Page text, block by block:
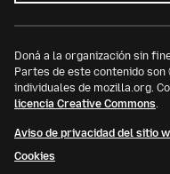
Doná a la organización sin
Partes de este contenido
individuales de mozilla.org.
licencia Creative Commons.
Aviso de privacidad del sitio
Cookies